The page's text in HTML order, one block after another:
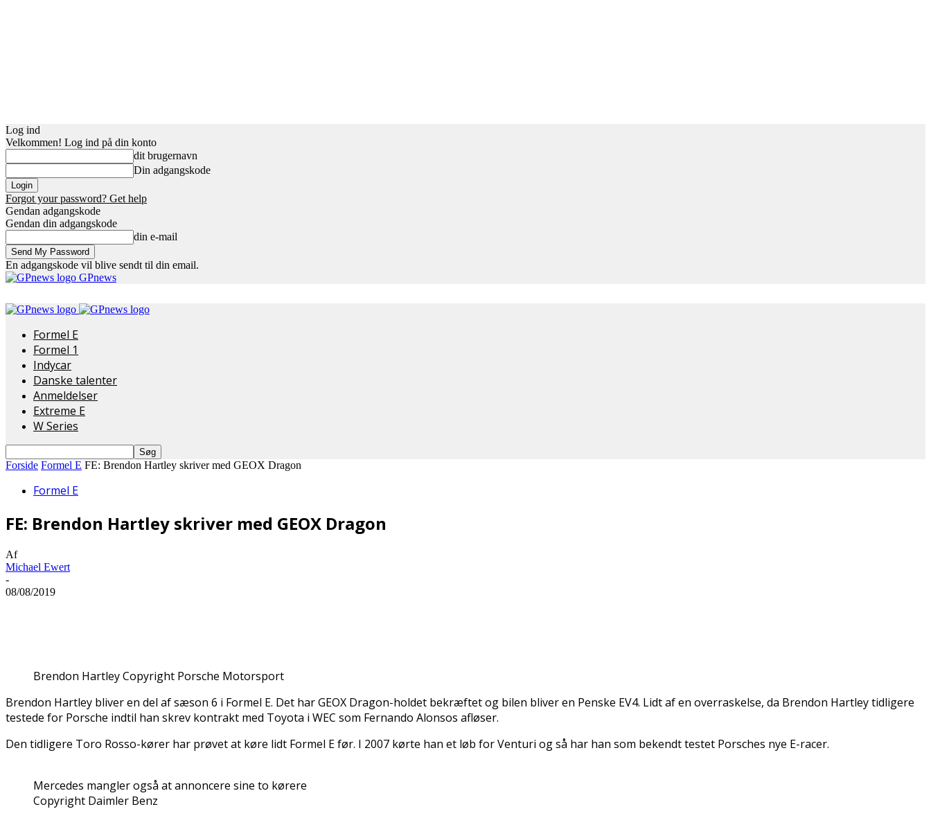
Log ind
Velkommen! Log ind på din konto
dit brugernavn
Din adgangskode
Forgot your password? Get help
Gendan adgangskode
Gendan din adgangskode
din e-mail
En adgangskode vil blive sendt til din email.
GPnews
Formel E
Formel 1
Indycar
Danske talenter
Anmeldelser
Extreme E
W Series
Forside Formel E FE: Brendon Hartley skriver med GEOX Dragon
Formel E
FE: Brendon Hartley skriver med GEOX Dragon
Af
Michael Ewert
-
08/08/2019
Brendon Hartley Copyright Porsche Motorsport
Brendon Hartley bliver en del af sæson 6 i Formel E. Det har GEOX Dragon-holdet bekræftet og bilen bliver en Penske EV4. Lidt af en overraskelse, da Brendon Hartley tidligere
testede for Porsche indtil han skrev kontrakt med Toyota i WEC som Fernando Alonsos afløser.
Den tidligere Toro Rosso-kører har prøvet at køre lidt Formel E før. I 2007 kørte han et løb for Venturi og så har han som bekendt testet Porsches nye E-racer.
Mercedes mangler også at annoncere sine to kørere
Copyright Daimler Benz